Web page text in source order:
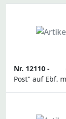
Nr. 12110 -
Post" auf Ebf.